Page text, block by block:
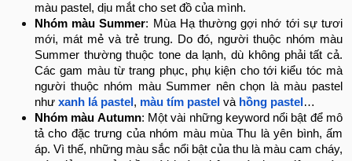
màu pastel, dịu mắt cho set đồ của mình.
Nhóm màu Summer: Mùa Hạ thường gợi nhớ tới sự tươi
mới, mát mẻ và trẻ trung. Do đó, người thuộc nhóm màu
Summer thường thuộc tone da lạnh, dù không phải tất cả.
Các gam màu từ trang phục, phụ kiện cho tới kiểu tóc mà
người thuộc nhóm màu Summer nên chọn là màu pastel
như xanh lá pastel , màu tím pastel và hồng pastel …
Nhóm màu Autumn: Một vài những keyword nổi bật để mô
tả cho đặc trưng của nhóm màu mùa Thu là yên bình, ấm
áp. Vì thế, những màu sắc nổi bật của thu là màu cam cháy,